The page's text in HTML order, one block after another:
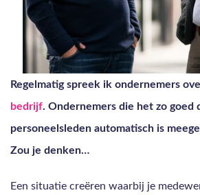
Regelmatig spreek ik ondernemers
bedrijf. Ondernemers die het zo goed
personeelsleden automatisch is
Zou je denken…
Een situatie creëren waarbij je